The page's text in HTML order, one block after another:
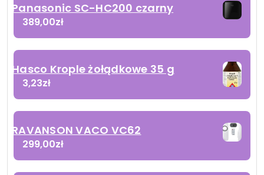
Panasonic SC-HC200 czarny
389,00zł
Hasco Krople żołądkowe 35 g
3,23zł
RAVANSON VACO VC62
299,00zł